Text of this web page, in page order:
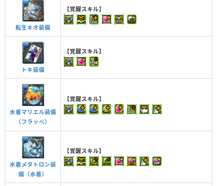
転生キオ装備
【覚醒スキル】
トキ装備
【覚醒スキル】
水着マリエル装備
（フラッペ）
【覚醒スキル】
水着メタトロン装
備（水着）
【覚醒スキル】